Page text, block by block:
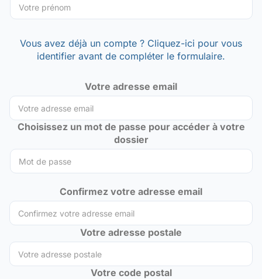
Vous avez déjà un compte ? Cliquez-ici pour vous
identifier avant de compléter le formulaire.
Votre adresse email
Choisissez un mot de passe pour accéder à votre
dossier
Confirmez votre adresse email
Votre adresse postale
Votre code postal